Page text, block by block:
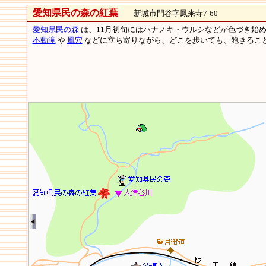
愛知県民の森の紅葉新城市門谷字鳳来寺7-60
愛知県民の森 は、11月初旬にはハナノキ・ウルシなどが色づき始
不動滝や 風穴 などに立ち寄りながら、どこを歩いても、飽きるこ